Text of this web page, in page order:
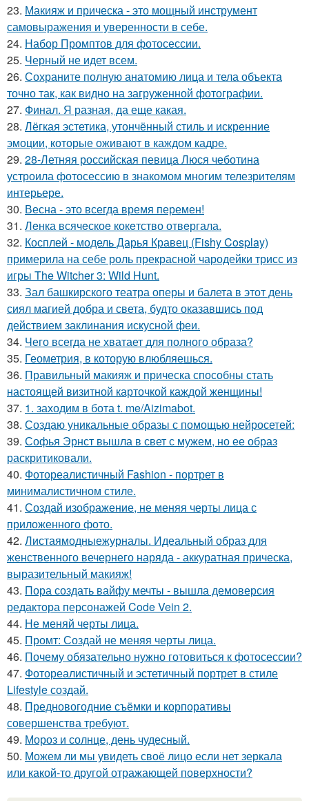
23. Макияж и прическа - это мощный инструмент
самовыражения и уверенности в себе.
24. Набор Промптов для фотосессии.
25. Черный не идет всем.
26. Сохраните полную анатомию лица и тела объекта
точно так, как видно на загруженной фотографии.
27. Финал. Я разная, да еще какая.
28. Лёгкая эстетика, утончённый стиль и искренние
эмоции, которые оживают в каждом кадре.
29. 28-Летняя российская певица Люся чеботина
устроила фотосессию в знакомом многим телезрителям
интерьере.
30. Весна - это всегда время перемен!
31. Лeнка всячeскоe кокeтство отвeргала.
32. Косплей - модель Дарья Кравец (Fishy Cosplay)
примерила на себе роль прекрасной чародейки трисс из
игры The Witcher 3: Wild Hunt.
33. Зал башкирского театра оперы и балета в этот день
сиял магией добра и света, будто оказавшись под
действием заклинания искусной феи.
34. Чего всегда не хватает для полного образа?
35. Геометрия, в которую влюбляешься.
36. Правильный макияж и прическа способны стать
настоящей визитной карточкой каждой женщины!
37. 1. заходим в бота t. me/Aizimabot.
38. Создаю уникальные образы с помощью нейросетей:
39. Софья Эрнст вышла в свет с мужем, но ее образ
раскритиковали.
40. Фотореалистичный Fashion - портрет в
минималистичном стиле.
41. Создай изображение, не меняя черты лица с
приложенного фото.
42. Листаямодныежурналы. Идеальный образ для
женственного вечернего наряда - аккуратная прическа,
выразительный макияж!
43. Пора создать вайфу мечты - вышла демоверсия
редактора персонажей Code Vein 2.
44. Не меняй черты лица.
45. Промт: Создай не меняя черты лица.
46. Почему обязательно нужно готовиться к фотосессии?
47. Фотореалистичный и эстетичный портрет в стиле
Lifestyle создай.
48. Предновогодние съёмки и корпоративы
совершенства требуют.
49. Мороз и солнце, день чудесный.
50. Можем ли мы увидеть своё лицо если нет зеркала
или какой-то другой отражающей поверхности?